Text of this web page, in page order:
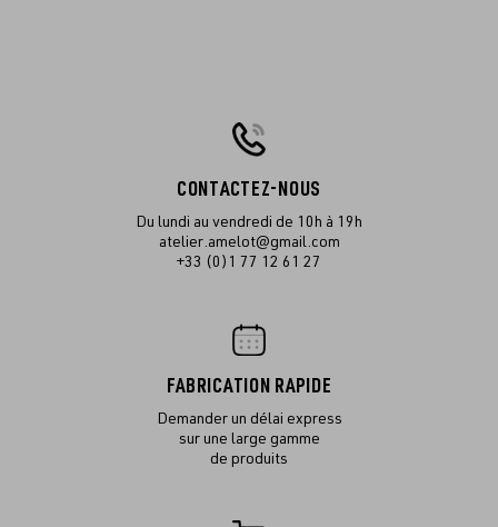
CONTACTEZ-NOUS
Du lundi au vendredi de 10h à 19h
atelier.amelot@gmail.com
+33 (0)1 77 12 61 27
FABRICATION RAPIDE
Demander un délai express
sur une large gamme
de produits